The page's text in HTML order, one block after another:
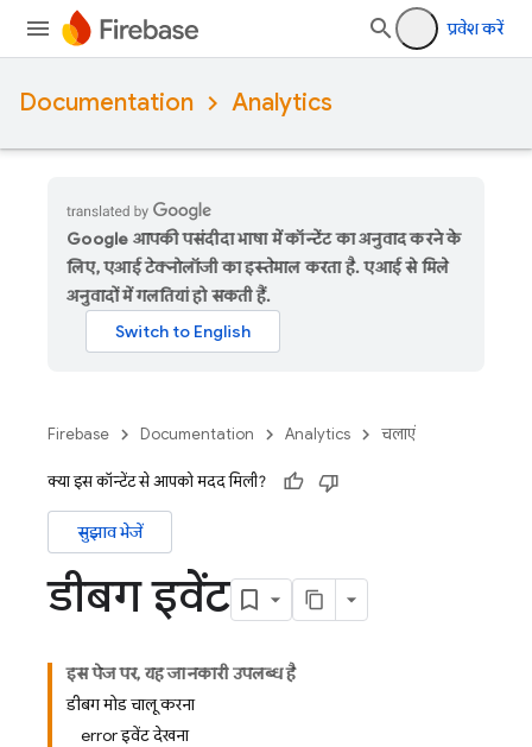
प्रवेश करें
Documentation Analytics
Google आपकी पसंदीदा भाषा में कॉन्टेंट का अनुवाद करने के
लिए, एआई टेक्नोलॉजी का इस्तेमाल करता है. एआई से मिले
अनुवादों में गलतियां हो सकती हैं.
Firebase Documentation Analytics चलाएं
क्या इस कॉन्टेंट से आपको मदद मिली?
सुझाव भेजें
डीबग इवेंट
इस पेज पर, यह जानकारी उपलब्ध है
डीबग मोड चालू करना
error इवेंट देखना